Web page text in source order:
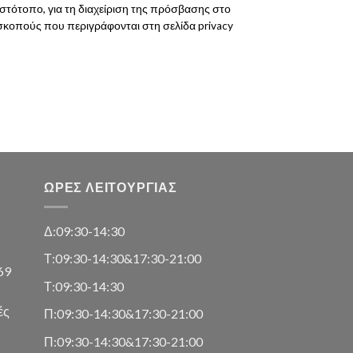
για τη διαχείριση της πρόσβασης στο
που περιγράφονται στη σελίδαprivacy
ΏΡΕΣ ΛΕΙΤΟΥΡΓΊΑΣ
Δ:09:30-14:30
Τ:09:30-14:30&17:30-21:00
Τ:09:30-14:30
Π:09:30-14:30&17:30-21:00
Π:09:30-14:30&17:30-21:00